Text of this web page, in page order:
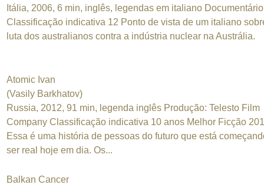
Itália, 2006, 6 min, inglês, legendas em italiano Documentário
Classificação indicativa 12 Ponto de vista de um italiano
luta dos australianos contra a indústria nuclear na Austrália.
Atomic Ivan
(Vasily Barkhatov)
Russia, 2012, 91 min, legenda inglês Produção: Telesto Film
Company Classificação indicativa 10 anos Melhor Ficção
Essa é uma história de pessoas do futuro que está
ser real hoje em dia. Os...
Balkan Cancer